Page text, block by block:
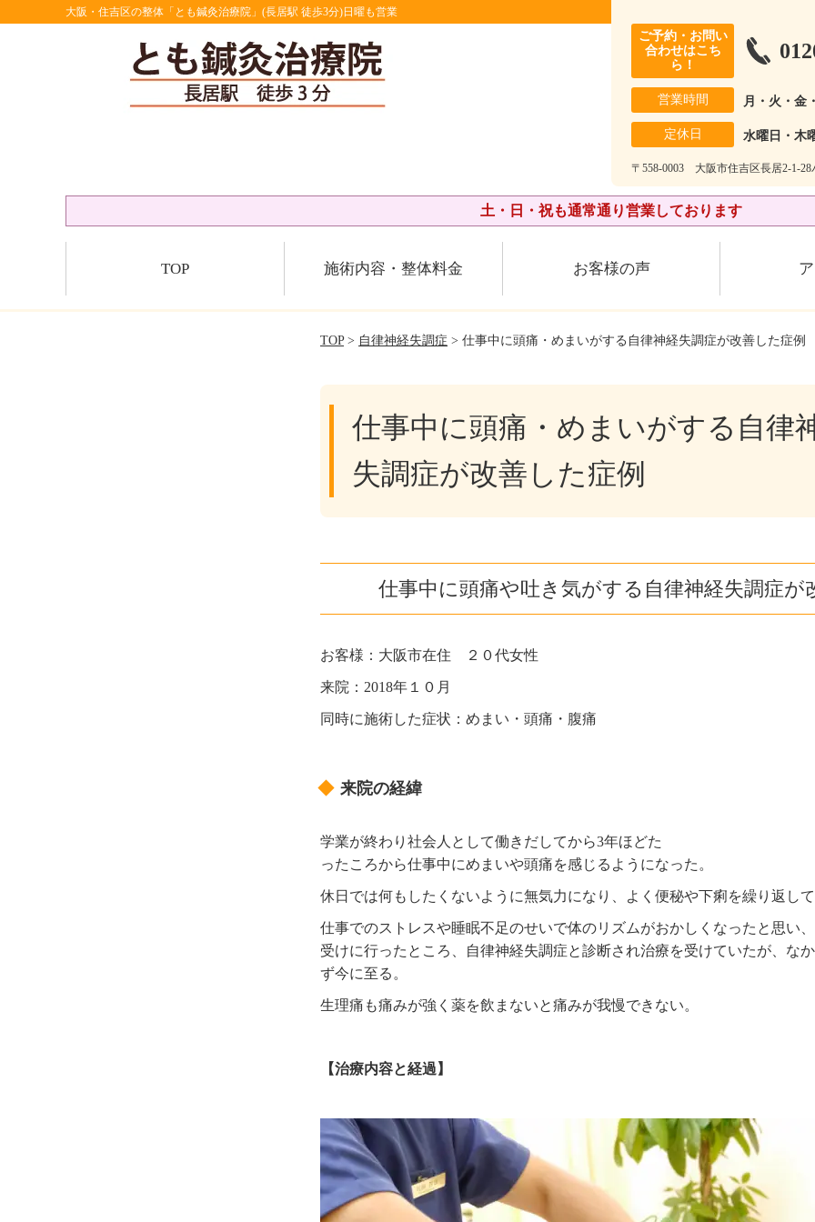
大阪・住吉区の整体「とも鍼灸治療院」(長居駅 徒歩3分)日曜も営業
ご予約・お問い
合わせはこち
ら！
営業時間 月・火・金
定休日 水曜日・木
〒558-0003 大阪市住吉区長居2-1-28
土・日・祝も通常通り営業しております
TOP 施術内容・整体料金 お客様の声
TOP> 自律神経失調症 > 仕事中に頭痛・めまいがする自律神経失調症が改善した症例
仕事中に頭痛・めまいがする自律
失調症が改善した症例
仕事中に頭痛や吐き気がする自律神経失調症が
お客様：大阪市在住 ２０代女性
来院：2018年１０月
同時に施術した症状：めまい・頭痛・腹痛
来院の経緯
学業が終わり社会人として働きだしてから3年ほどた
ったころから仕事中にめまいや頭痛を感じるようになった。
休日では何もしたくないように無気力になり、よく便秘や下痢を繰り返して
仕事でのストレスや睡眠不足のせいで体のリズムがおかしくなったと思い
受けに行ったところ、自律神経失調症と診断され治療を受けていたが、な
ず今に至る。
生理痛も痛みが強く薬を飲まないと痛みが我慢できない。
【治療内容と経過】